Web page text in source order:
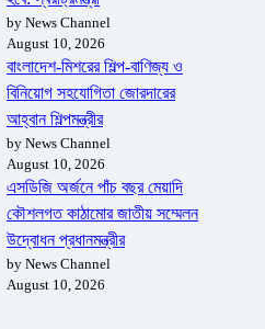
by News Channel
August 10, 2026
বাংলাদেশ-মিশরের শিল্প-বাণিজ্য ও
বিনিয়োগ সহযোগিতা জোরদারের
আহ্বান শিল্পমন্ত্রীর
by News Channel
August 10, 2026
এসডিজি অর্জনে পাঁচ বছর মেয়াদি
কৌশলগত কাঠামোর জাতীয় সম্মেলন
উদ্বোধন প্রধানমন্ত্রীর
by News Channel
August 10, 2026